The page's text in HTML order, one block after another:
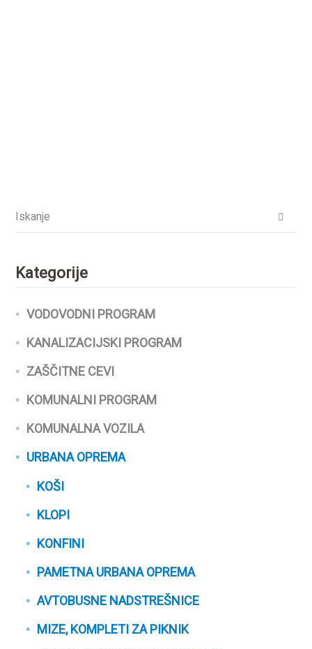
Kategorije
VODOVODNI PROGRAM
KANALIZACIJSKI PROGRAM
ZAŠČITNE CEVI
KOMUNALNI PROGRAM
KOMUNALNA VOZILA
URBANA OPREMA
KOŠI
KLOPI
KONFINI
PAMETNA URBANA OPREMA
AVTOBUSNE NADSTREŠNICE
MIZE, KOMPLETI ZA PIKNIK